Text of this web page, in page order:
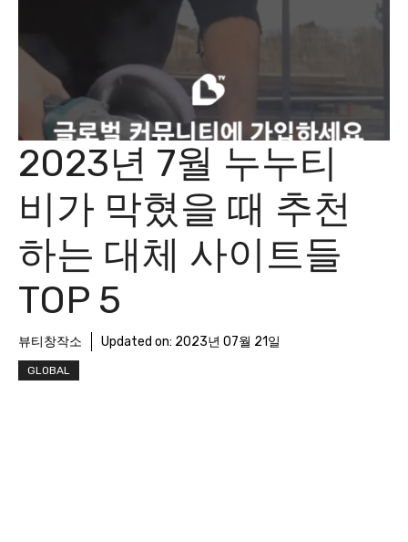
2023년 7월 누누티
비가 막혔을 때 추천
하는 대체 사이트들
TOP 5
뷰티창작소 Updated on: 2023년 07월 21일
GLOBAL